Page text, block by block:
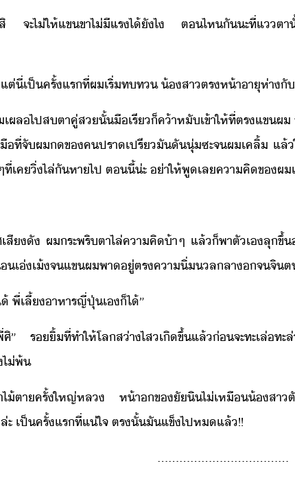
จะ​ไ่​ให้​แขขา​ไ่ีแร​ไ้​ัไ​ ​ต​ไห​ั​ะที​่​แตา​ั้
แต่​ี่​เป็ครั้แร​ที่​ผ​เริ่​ทท​ ​้สา​ตรห้า​าุ​ห่า
ผลไป​สตา​คู่​ส​ั้​ื​เรี​็​ค้า​หั​เข้าให้​ที่​ตร​แข​
ที่จั​ผ​​ข​ค​ปราเปรี​ั​ั​ุ่​ซะ​จ​ผ​เคลิ้​ ​แล้​
เค​ิ่ไล่​ัหา​ไป​ ​ตี้​่ะ​ ​่า​ให้​พู​เล​คาคิ​ข​ผ
เสีั​ ​ผ​ระพริตา​ไล่​คาคิ​้า​ๆ​ ​แล้็​พาตั​เ​ลุ
เ​่​เ้​จ​แข​ผ​พา​ู่​ตร​คาิ่ล​ลา​​จ​จิต
พี่เลี้​าหาร​ญี่ปุ่​เ​็ไ้​”​
​”​ ​ริ้​ที่​ทำให้​โล​ส่าไส​เิขึ้​แล้​่​จะ​ทะเล่
่​พ้​
ไ้ตา​ครั้​ใหญ่หล​ ​ห้า​ขั​ิ​ไ่​เหื​้สา
ะ​ ​เป็ครั้แร​ที่​แ่ใจ​ ​ตรั้​ัแข็​ไป​ห​แล้​!​!​
…​…​…​…​…​…​…​…​…​…​…​…​